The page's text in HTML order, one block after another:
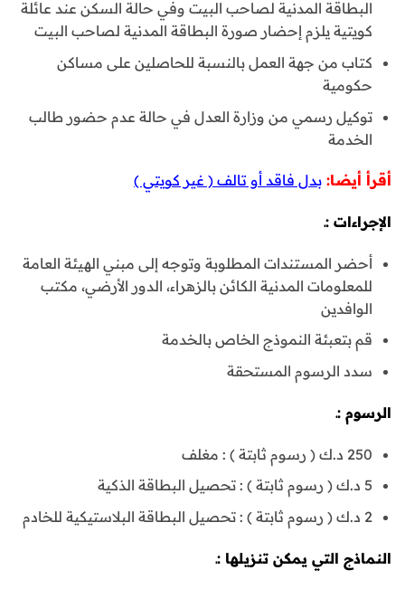
البطاقة المدنية لصاحب البيت وفي حالة السكن عند عائلة
كويتية يلزم إحضار صورة البطاقة المدنية لصاحب البيت
كتاب من جهة العمل بالنسبة للحاصلين على مساكن
حكومية
توكيل رسمي من وزارة العدل في حالة عدم حضور طالب
الخدمة
أقرأ أيضا: بدل فاقد أو تالف ( غير كويتي )
الإجراءات :ـ
أحضر المستندات المطلوبة وتوجه إلى مبني الهيئة العامة
للمعلومات المدنية الكائن بالزهراء، الدور الأرضي، مكتب
الوافدين
قم بتعبئة النموذج الخاص بالخدمة
سدد الرسوم المستحقة
الرسوم :ـ
250 د.ك ( رسوم ثابتة ) : مغلف
5 د.ك ( رسوم ثابتة ) : تحصيل البطاقة الذكية
2 د.ك ( رسوم ثابتة ) : تحصيل البطاقة البلاستيكية للخادم
النماذج التي يمكن تنزيلها :ـ